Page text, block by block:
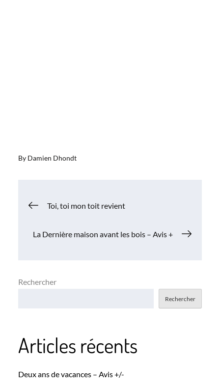
By Damien Dhondt
Navigation
de
Toi, toi mon toit revient
La Dernière maison avant les bois – Avis +
Rechercher
Rechercher
Articles récents
Deux ans de vacances – Avis +/-